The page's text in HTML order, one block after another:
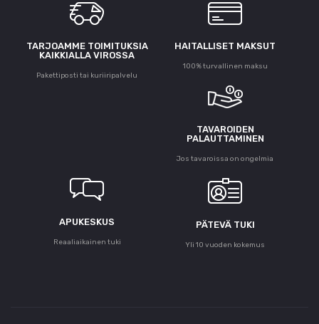
TARJOAMME TOIMITUKSIA
KAIKKIALLA VIROSSA
Pakettiposti tai kuriiripalvelu
HAITALLISET MAKSUT
100% turvallinen maksu
TAVAROIDEN
PALAUTTAMINEN
Jos tavaroissa on ongelmia
APUKESKUS
Reaaliaikainen tuki
PÄTEVÄ TUKI
Yli 10 vuoden kokemus